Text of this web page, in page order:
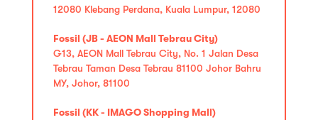
12080 Klebang Perdana, Kuala Lumpur, 12080
Fossil (JB - AEON Mall Tebrau City)
G13, AEON Mall Tebrau City, No. 1 Jalan Desa
Tebrau Taman Desa Tebrau 81100 Johor Bahru
MY, Johor, 81100
Fossil (KK - IMAGO Shopping Mall)